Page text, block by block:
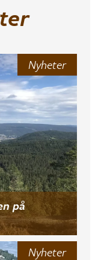
Nyheter
på
Nyheter